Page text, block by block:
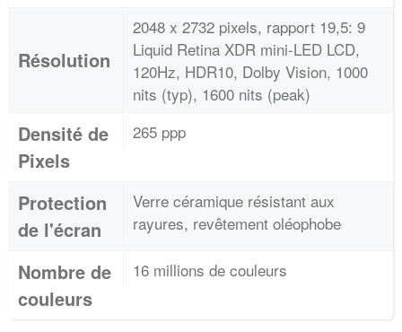
Résolution
2048 x 2732 pixels, rapport 19,5: 9
Liquid Retina XDR mini-LED LCD,
120Hz, HDR10, Dolby Vision, 1000
nits (typ), 1600 nits (peak)
Densité de
Pixels
265 ppp
Protection
de l'écran
Verre céramique résistant aux
rayures, revêtement oléophobe
Nombre de
couleurs
16 millions de couleurs